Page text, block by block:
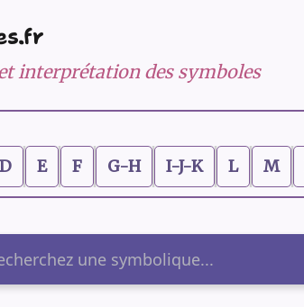
interprétation des symboles
D E F G-H I-J-K L M